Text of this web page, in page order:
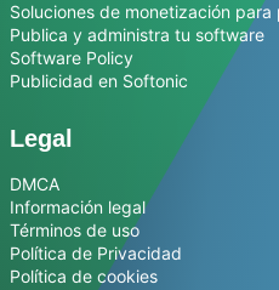
Soluciones de monetización para
Publica y administra tu software
Software Policy
Publicidad en Softonic
Legal
DMCA
Información legal
Términos de uso
Política de Privacidad
Política de cookies